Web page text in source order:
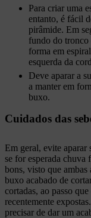
Para criar uma
entanto, é fácil
pirâmide. Em
fundo do tronco
forma em
esquerda da
Deve aparar a
a manter em
buxo.
Cuidados das
Em geral, evite aparar
se for esperada chuva
bons, visto que
buxo acabado de
cortadas, ao passo
recentemente
precisar de dar um